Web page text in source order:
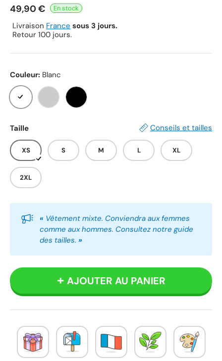
49,90 €
Livraison France sous 3 jours.
Retour 100 jours.
Taille Conseils et tailles
XS S M L XL
2XL
Couleur: Blanc
Blanc Gris Noir
« Vêtement mixte. Conviendra aux femmes
comme aux hommes. Consultez notre guide
des tailles. »
AJOUTER AU PANIER